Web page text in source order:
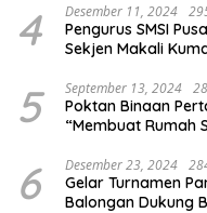
4 Desember 11, 2024
Pengurus SMSI
Sekjen Makali
5 September 13, 2024
Poktan Binaan
“Membuat Rumah
6 Desember 23, 2024
Gelar Turnamen
Balongan Dukung